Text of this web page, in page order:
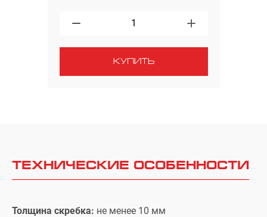
КУПИТЬ
ТЕХНИЧЕСКИЕ ОСОБЕННОСТИ
Толщина скребка: не менее 10 мм